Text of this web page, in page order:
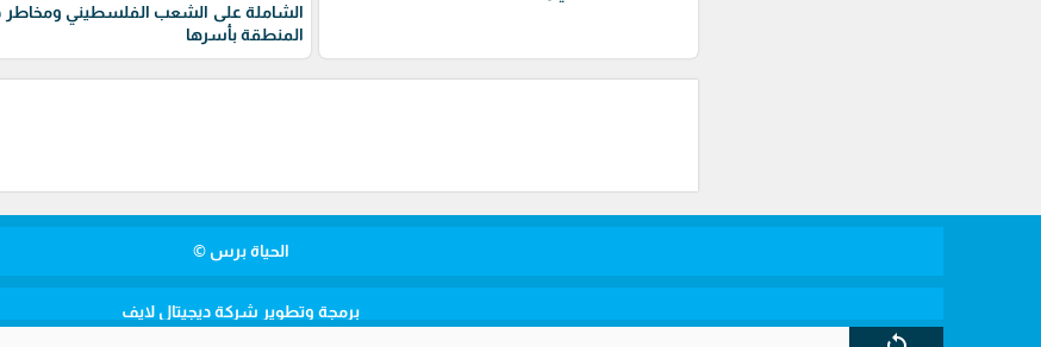
الشاملة على الشعب الفلسطيني ومخاطر
المنطقة بأسرها
الحياة برس ©
برمجة وتطوير شركة ديجيتال لايف